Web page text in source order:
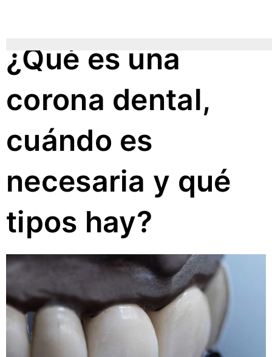
¿Qué es una
corona dental,
cuándo es
necesaria y qué
tipos hay?